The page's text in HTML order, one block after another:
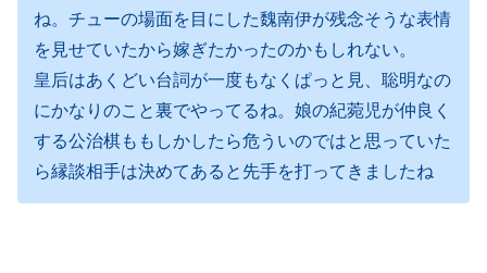
ね。チューの場面を目にした魏南伊が残念そうな表情
を見せていたから嫁ぎたかったのかもしれない。
皇后はあくどい台詞が一度もなくぱっと見、聡明なの
にかなりのこと裏でやってるね。娘の紀菀児が仲良く
する公治棋ももしかしたら危ういのではと思っていた
ら縁談相手は決めてあると先手を打ってきましたね